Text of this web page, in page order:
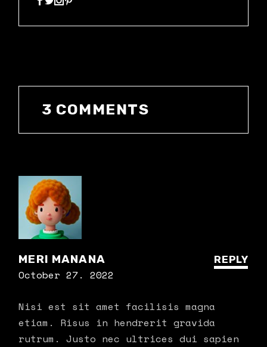
3 COMMENTS
MERI MANANA
October 27. 2022
REPLY
Nisi est sit amet facilisis magna
etiam. Risus in hendrerit gravida
rutrum. Justo nec ultrices dui sapien